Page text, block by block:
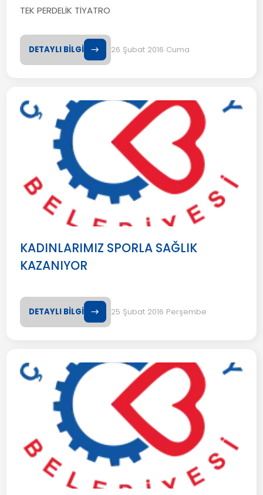
TEK PERDELİK TİYATRO
DETAYLI BİLGİ 26 Şubat 2016 Cuma
KADINLARIMIZ SPORLA SAĞLIK
KAZANIYOR
DETAYLI BİLGİ 25 Şubat 2016 Perşembe